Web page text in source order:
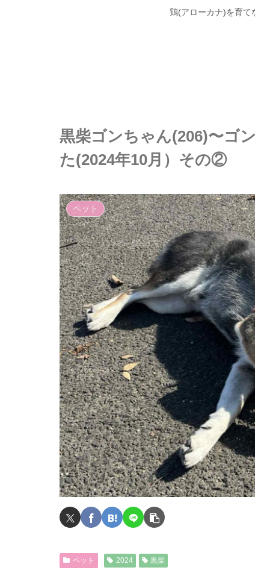
鶏(アローカナ)を育て
黒柴ゴンちゃん(206)〜ゴ
た(2024年10月）その②
ペット
ペット 2024 黒柴